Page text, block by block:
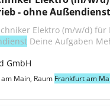
- ohne Außendienst
Elektro (m/w/d)
Deine Aufgaben
GmbH
Main, Raum Frankfurt am